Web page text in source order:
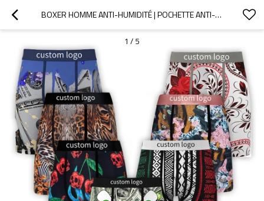
BOXER HOMME ANTI-HUMIDITÉ | POCHETTE ANTI-FROTTEMENTS | BOXER HOMME AUX COULEURS VIVES
1 / 5